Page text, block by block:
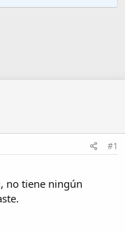
#1
no tiene ningún